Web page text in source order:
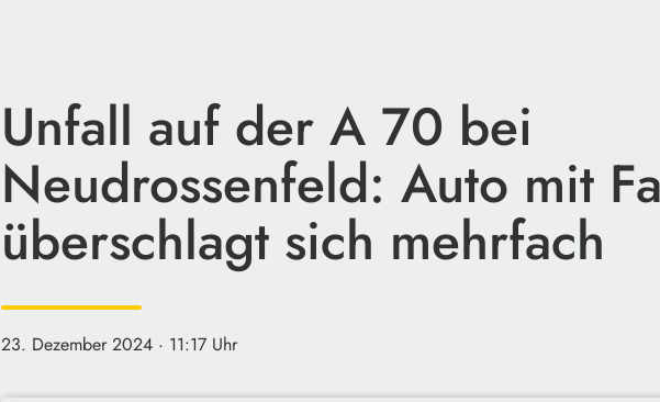
Unfall auf der A 70 bei
Neudrossenfeld: Auto mit
überschlagt sich mehrfach
23. Dezember 2024 · 11:17 Uhr